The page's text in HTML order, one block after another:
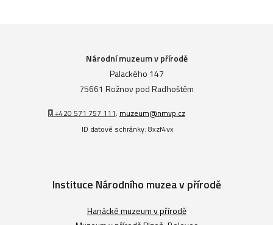
Národní muzeum v přírodě
Palackého 147
75661 Rožnov pod Radhoštěm
+420 571 757 111, muzeum@nmvp.cz
ID datové schránky: 8xzf4vx
Instituce Národního muzea v přírodě
Hanácké muzeum v přírodě